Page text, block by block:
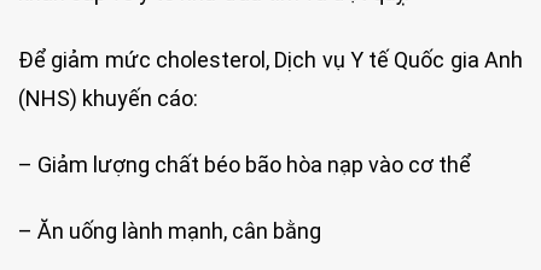
Để giảm mức cholesterol, Dịch vụ Y tế Quốc gia Anh
(NHS) khuyến cáo:
– Giảm lượng chất béo bão hòa nạp vào cơ thể
– Ăn uống lành mạnh, cân bằng